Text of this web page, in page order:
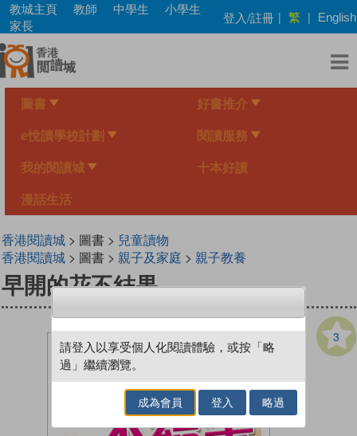
Skip
main
content
教城主頁 教師 中學生
小學生
家長
登入/註冊 | 繁 | English
圖書 好書推介
e悅讀學校計劃 閱讀服務
我的閱讀城 十本好讀
漫話生活
香港閱讀城> 圖書 > 兒童讀物
香港閱讀城> 圖書 > 親子及家庭 > 親子教養
早開的花不結果
3
請登入以享受個人化閱讀體驗，或按「略
過」繼續瀏覽。
成為會員 登入 略過